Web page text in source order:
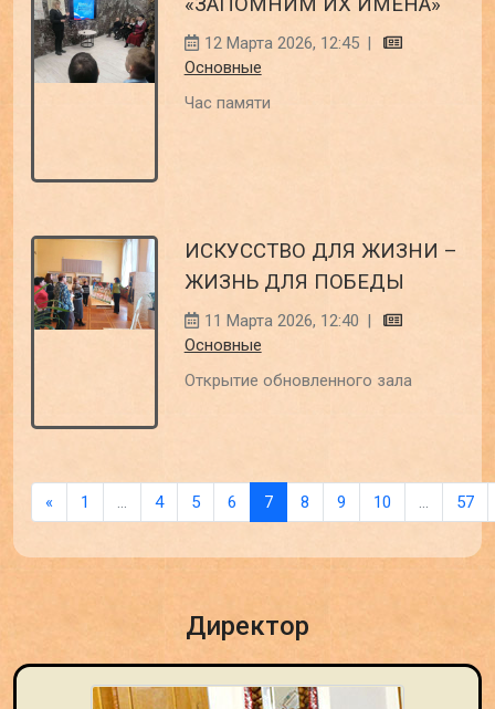
12 Марта 2026, 12:45 |
Основные
Час памяти
ИСКУССТВО ДЛЯ ЖИЗНИ –
ЖИЗНЬ ДЛЯ ПОБЕДЫ
11 Марта 2026, 12:40 |
Основные
Открытие обновленного зала
« 1 … 4 5 6 7 8 9 10 … 57
Директор